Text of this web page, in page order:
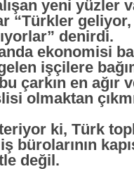
yeni yüzler
“Türkler geliyor,
denirdi.
ekonomisi
işçilere
çarkın en ağır
olmaktan
ki, Türk
bürolarının
değil.